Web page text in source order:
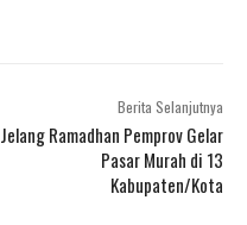
Berita Selanjutnya
Jelang Ramadhan Pemprov Gelar
Pasar Murah di 13
Kabupaten/Kota